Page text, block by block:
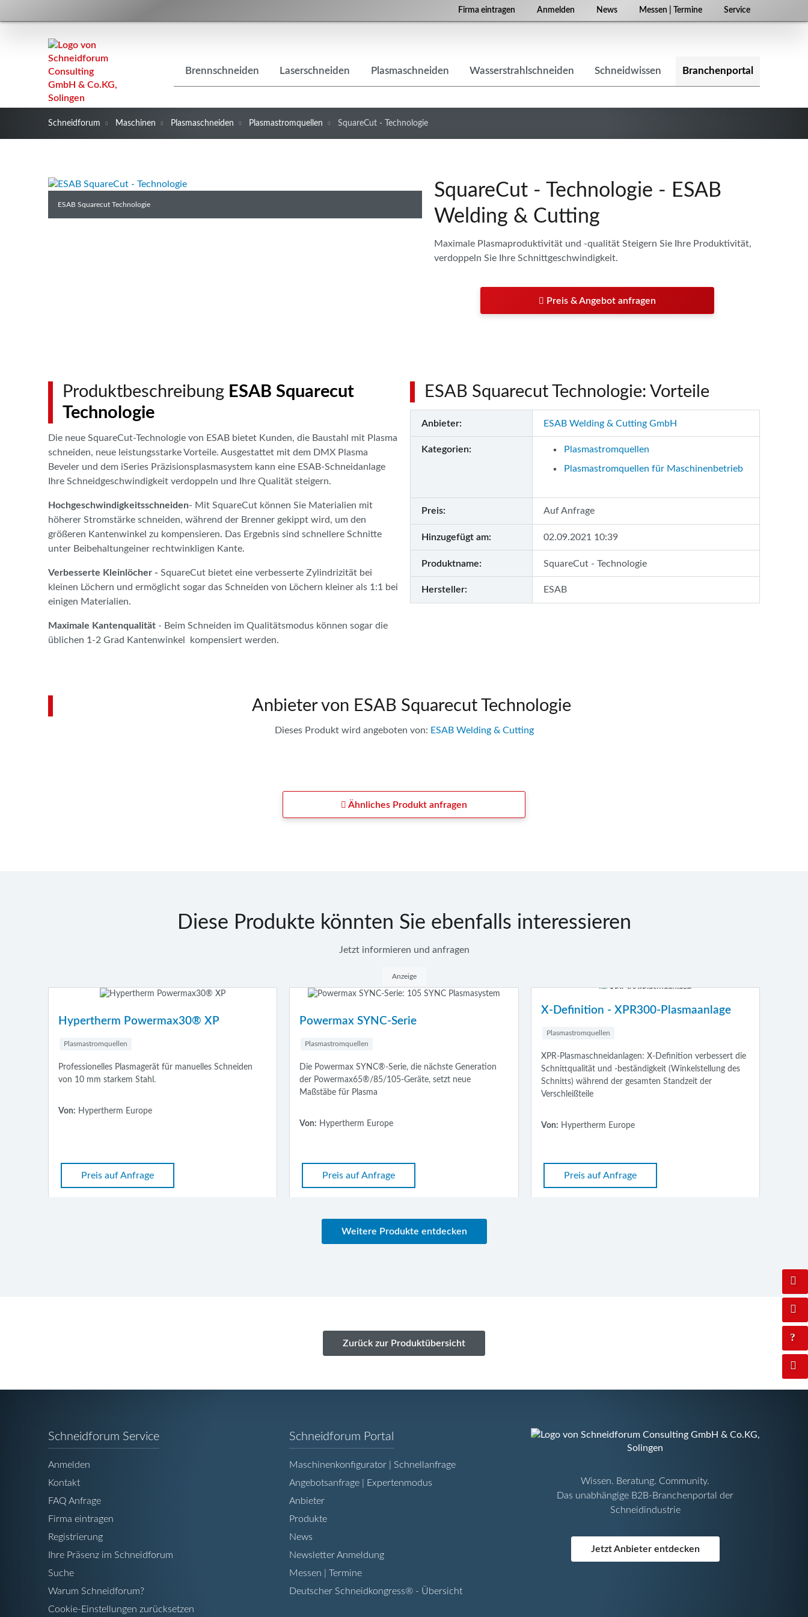
Firma eintragen Anmelden News Messen | Termine Service
überspringen
Brennschneiden Laserschneiden Plasmaschneiden Wasserstrahlschneiden Schneidwissen Branchenportal
Schneidforum Maschinen Plasmaschneiden Plasmastromquellen SquareCut - Technologie
ESAB Squarecut Technologie
SquareCut - Technologie - ESAB
Welding & Cutting
Maximale Plasmaproduktivität und -qualität Steigern Sie Ihre Produktivität,
verdoppeln Sie Ihre Schnittgeschwindigkeit.
Preis & Angebot anfragen
Produktbeschreibung ESAB Squarecut
Technologie
Die neue SquareCut-Technologie von ESAB bietet Kunden, die Baustahl mit Plasma
schneiden, neue leistungsstarke Vorteile. Ausgestattet mit dem DMX Plasma
Beveler und dem iSeries Präzisionsplasmasystem kann eine ESAB-Schneidanlage
Ihre Schneidgeschwindigkeit verdoppeln und Ihre Qualität steigern.
Hochgeschwindigkeitsschneiden- Mit SquareCut können Sie Materialien mit
höherer Stromstärke schneiden, während der Brenner gekippt wird, um den
größeren Kantenwinkel zu kompensieren. Das Ergebnis sind schnellere Schnitte
unter Beibehaltungeiner rechtwinkligen Kante.
Verbesserte Kleinlöcher - SquareCut bietet eine verbesserte Zylindrizität bei
kleinen Löchern und ermöglicht sogar das Schneiden von Löchern kleiner als 1:1 bei
einigen Materialien.
Maximale Kantenqualität - Beim Schneiden im Qualitätsmodus können sogar die
üblichen 1-2 Grad Kantenwinkel kompensiert werden.
ESAB Squarecut Technologie: Vorteile
Anbieter: ESAB Welding & Cutting GmbH
Kategorien:
Plasmastromquellen
Plasmastromquellen für Maschinenbetrieb
Preis: Auf Anfrage
Hinzugefügt am: 02.09.2021 10:39
Produktname: SquareCut - Technologie
Hersteller: ESAB
Anbieter von ESAB Squarecut Technologie
Dieses Produkt wird angeboten von: ESAB Welding & Cutting
Ähnliches Produkt anfragen
Diese Produkte könnten Sie ebenfalls interessieren
Jetzt informieren und anfragen
Anzeige
XP
für manuelles Schneiden
Powermax SYNC-Serie
Die Powermax SYNC®-Serie, die nächste Generation
der Powermax65®/85/105-Geräte, setzt neue
X-Definition - XPR300-Plasmaanlage
XPR-Plasmaschneidanlagen: X-Definition verbessert die
Schnittqualität und -beständigkeit (Winkelstellung des
Schnitts) während der gesamten Standzeit der
Q-Series
Die neue und zukunftsweisende Anlagenreihe
dem Hause Kjellberg Finsterwalde vereint
Plasmaschneiden auf außergewöhnlichem
Weitere Produkte entdecken
Zurück zur Produktübersicht
Schneidforum ServiceNavigation
überspringen
Anmelden
Kontakt
FAQ Anfrage
Firma eintragen
Registrierung
Ihre Präsenz im Schneidforum
Suche
Warum Schneidforum?
Cookie-Einstellungen zurücksetzen
Schneidforum Portal
überspringen
Maschinenkonfigurator | Schnellanfrage
Angebotsanfrage | Expertenmodus
Anbieter
Produkte
News
Newsletter Anmeldung
Messen | Termine
Deutscher Schneidkongress® - Übersicht
Wissen. Beratung. Community.
Das unabhängige B2B-Branchenportal der
Schneidindustrie
Jetzt Anbieter entdecken